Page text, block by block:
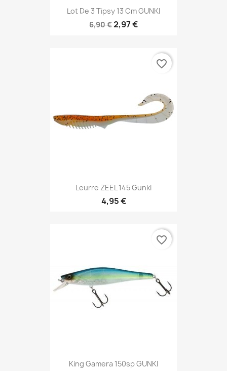
Lot De 3 Tipsy 13 Cm GUNKI
6,90 €2,97 €
Leurre ZEEL 145 Gunki
4,95 €
favorite_border
King Gamera 150sp GUNKI
favorite_border